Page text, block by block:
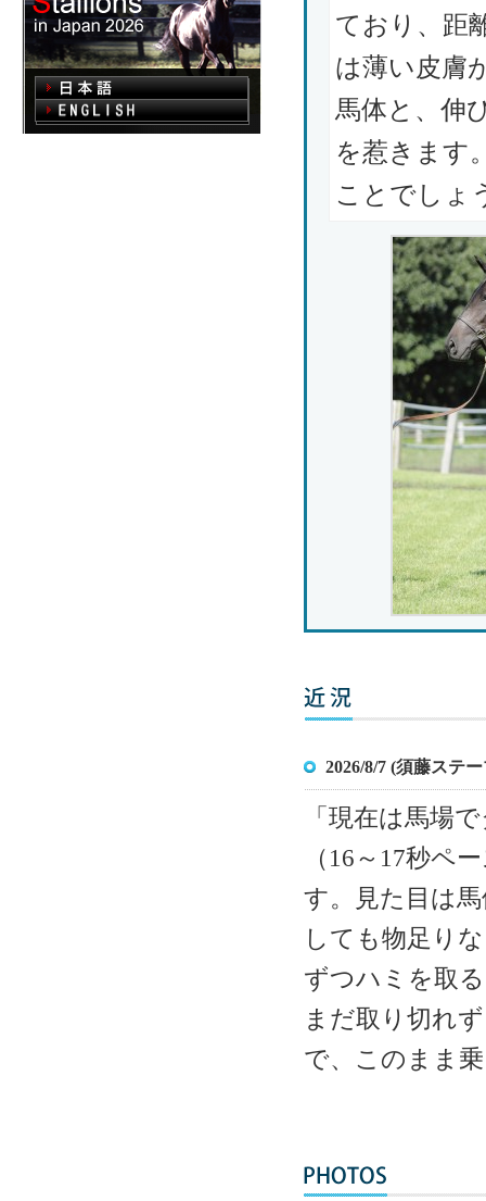
ており、距
は薄い皮膚
馬体と、伸
を惹きます
ことでしょ
2026/8/7 (須藤ステ
「現在は馬場
（16～17秒ペ
す。見た目は
しても物足り
ずつハミを取
まだ取り切れ
で、このまま